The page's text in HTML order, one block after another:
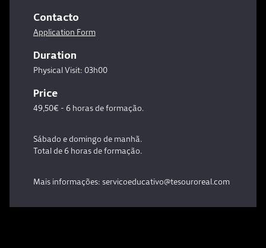
Contacto
Application Form
Duration
Physical Visit: 03h00
Price
49,50€ - 6 horas de formação.
Sábado e domingo de manhã.
Total de 6 horas de formação.
Mais informações: servicoeducativo@tesouroreal.com